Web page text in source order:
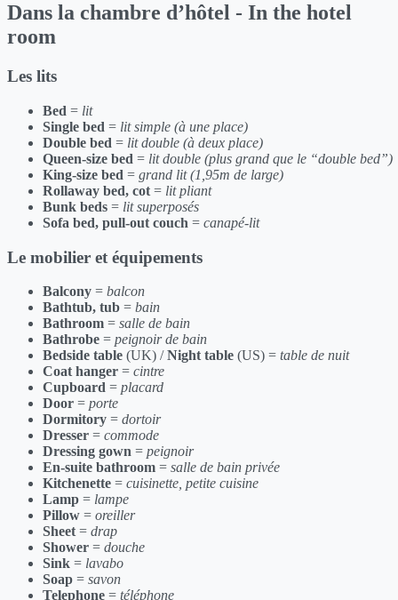
Dans la chambre d’hôtel - In the hotel
room
Les lits
Bed = lit
Single bed = lit simple (à une place)
Double bed = lit double (à deux place)
Queen-size bed = lit double (plus grand que le “double bed”)
King-size bed = grand lit (1,95m de large)
Rollaway bed, cot = lit pliant
Bunk beds = lit superposés
Sofa bed, pull-out couch = canapé-lit
Le mobilier et équipements
Balcony = balcon
Bathtub, tub = bain
Bathroom = salle de bain
Bathrobe = peignoir de bain
Bedside table (UK) /Night table (US) = table de nuit
Coat hanger = cintre
Cupboard = placard
Door = porte
Dormitory = dortoir
Dresser = commode
Dressing gown = peignoir
En-suite bathroom = salle de bain privée
Kitchenette = cuisinette, petite cuisine
Lamp = lampe
Pillow = oreiller
Sheet = drap
Shower = douche
Sink = lavabo
Soap = savon
Telephone = téléphone